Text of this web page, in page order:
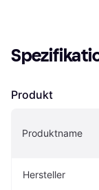
Produkt
Produktname
Hersteller